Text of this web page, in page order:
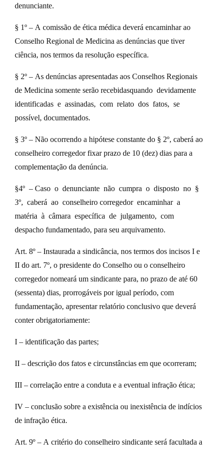
denunciante.
§ 1º – A comissão de ética médica deverá encaminhar ao
Conselho Regional de Medicina as denúncias que tiver
ciência, nos termos da resolução específica.
§ 2º – As denúncias apresentadas aos Conselhos Regionais
de Medicina somente serão recebidasquando devidamente
identificadas e assinadas, com relato dos fatos, se
possível, documentados.
§ 3º – Não ocorrendo a hipótese constante do § 2º, caberá ao
conselheiro corregedor fixar prazo de 10 (dez) dias para a
complementação da denúncia.
§4º – Caso o denunciante não cumpra o disposto no §
3º, caberá ao conselheiro corregedor encaminhar a
matéria à câmara específica de julgamento, com
despacho fundamentado, para seu arquivamento.
Art. 8º – Instaurada a sindicância, nos termos dos incisos I e
II do art. 7º, o presidente do Conselho ou o conselheiro
corregedor nomeará um sindicante para, no prazo de até 60
(sessenta) dias, prorrogáveis por igual período, com
fundamentação, apresentar relatório conclusivo que deverá
conter obrigatoriamente:
I – identificação das partes;
II – descrição dos fatos e circunstâncias em que ocorreram;
III – correlação entre a conduta e a eventual infração ética;
IV – conclusão sobre a existência ou inexistência de indícios
de infração ética.
Art. 9º – A critério do conselheiro sindicante será facultada a